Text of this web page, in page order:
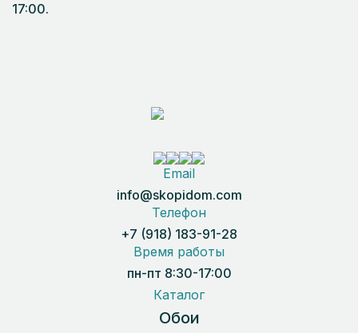
17:00.
Email
info@skopidom.com
Телефон
+7 (918) 183-91-28
Время работы
пн-пт 8:30-17:00
Каталог
Обои